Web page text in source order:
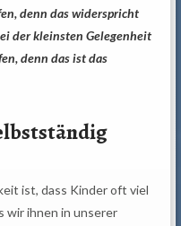
denn das widerspricht
der kleinsten Gelegenheit
denn das ist das
ist, dass Kinder oft viel
wir ihnen in unserer